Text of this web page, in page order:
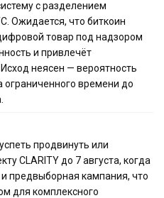
с разделением
Ожидается, что биткоин
товар под надзором
и привлечёт
неясен — вероятность
ограниченного времени до
продвинуть или
CLARITY до 7 августа, когда
предвыборная кампания, что
для комплексного